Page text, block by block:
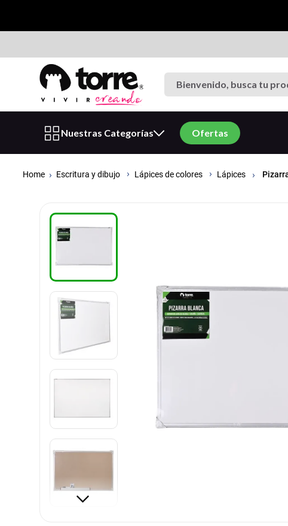
Bienvenido, busca tu
Nuestras Categorías Ofertas
Escritura y dibujo Lápices de colores Lápices
Términos más buscados
1. cuaderno
2. carpeta
3. goma eva
6.
carpetas
8. cartulina
9. harry potter